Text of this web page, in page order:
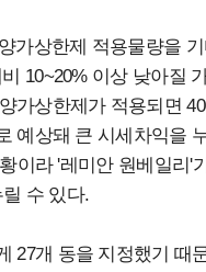
가상한제 적용물량을
10~20% 이상 낮아질
가상한제가 적용되면
예상돼 큰 시세차익을
이라 '레미안 원베일리'
수 있다.
27개 동을 지정했기 때